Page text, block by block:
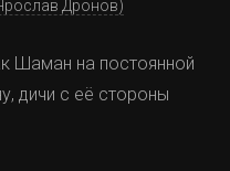
Дронов)
Шаман на постоянной
дичи с её стороны